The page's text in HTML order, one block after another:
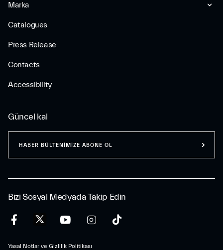
Marka
Catalogues
Press Release
Contacts
Accessibility
Bizi Sosyal Medyada Takip Edin
Yasal Notlar ve Gizlilik Politikası
Güncel kal
HABER BÜLTENİMİZE ABONE OL